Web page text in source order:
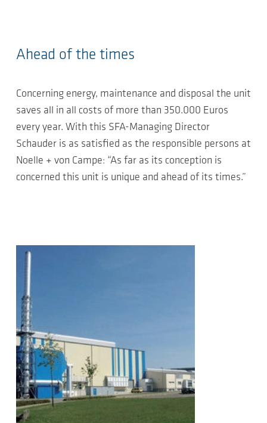
Ahead of the times
Concerning energy, maintenance and disposal the unit
saves all in all costs of more than 350.000 Euros
every year. With this SFA-Managing Director
Schauder is as satisfied as the responsible persons at
Noelle + von Campe: “As far as its conception is
concerned this unit is unique and ahead of its times.”